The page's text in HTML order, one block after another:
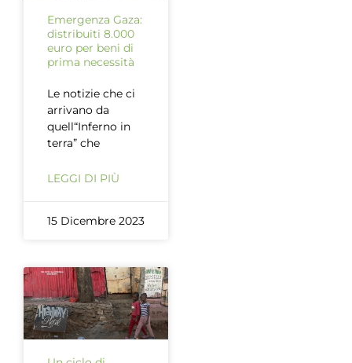
Emergenza Gaza:
distribuiti 8.000
euro per beni di
prima necessità
Le notizie che ci
arrivano da
quell“Inferno in
terra” che
LEGGI DI PIÙ
15 Dicembre 2023